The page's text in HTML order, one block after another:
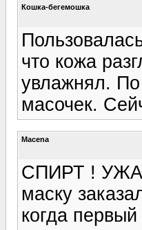
Кошка-бегемошка
что кожа
увлажнял.
масочек.
Macena
СПИРТ ! УЖАС
маску
когда